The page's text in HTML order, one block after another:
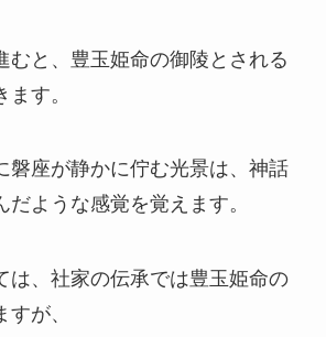
むと、豊玉姫命の御陵とされる
す。
磐座が静かに佇む光景は、神話
ような感覚を覚えます。
は、社家の伝承では豊玉姫命の
が、